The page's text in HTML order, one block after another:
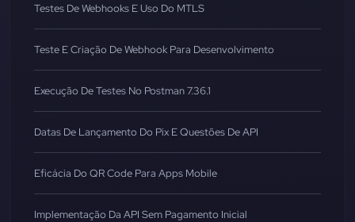
Testes De Webhooks E Uso Do MTLS
Teste E Criação De Webhook Para Desenvolvimento
Execução De Testes No Postman 7.36.1
Datas De Lançamento Do Pix E Questões De API
Eficácia Do QR Code Para Apps Mobile
Implementação Da API Sem Pagamento Inicial